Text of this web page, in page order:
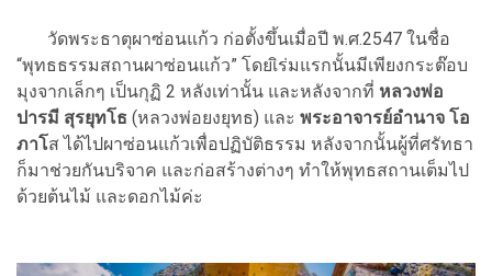
วัดพระธาตุผาซ่อนแก้ว ก่อตั้งขึ้นเมื่อปี พ.ศ.2547 ในชื่อ
“พุทธธรรมสถานผาซ่อนแก้ว” โดยเิร่มแรกนั้นมีเพียงกระต๊อบ
มุงจากเล็กๆ เป็นกุฏิ 2 หลังเท่านั้น และหลังจากที่ หลวงพ่อ
ปารมี สุรยุทโธ (หลวงพ่อยงยุทธ) และ พระอาจารย์อำนาจ โอ
ภาโส ได้ไปผาซ่อนแก้วเพื่อปฏิบัติธรรม หลังจากนั้นผู้ที่ศรัทธา
ก็มาช่วยกันบริจาค และก่อสร้างต่างๆ ทำให้พุทธสถานเต็มไป
ด้วยต้นไม้ และดอกไม้ค่ะ